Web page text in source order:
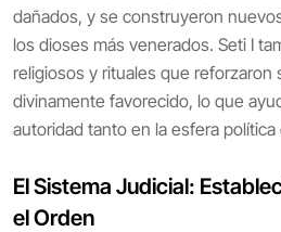
dañados, y se construyeron
los dioses más venerados. Seti I
religiosos y rituales que reforzaron
divinamente favorecido, lo que
autoridad tanto en la esfera política
El Sistema Judicial:
el Orden